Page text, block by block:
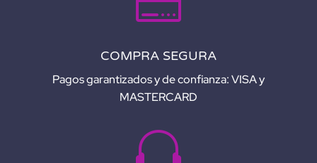
COMPRA SEGURA
Pagos garantizados y de confianza: VISA y
MASTERCARD
